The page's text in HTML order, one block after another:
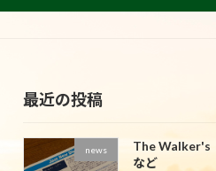
最近の投稿
news
The
など